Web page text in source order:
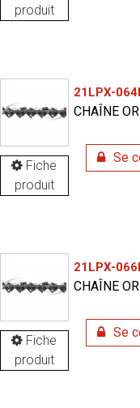
produit
Fiche
produit
21LPX-
CHAÎNE
Se
Fiche
produit
21LPX-
CHAÎNE
Se